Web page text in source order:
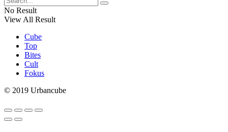
No Result
View All Result
Cube
Top
Bites
Cult
Fokus
© 2019 Urbancube